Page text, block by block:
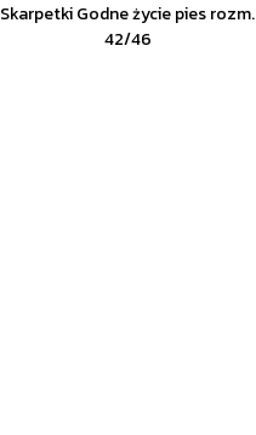
Skarpetki Godne życie pies rozm.
42/46